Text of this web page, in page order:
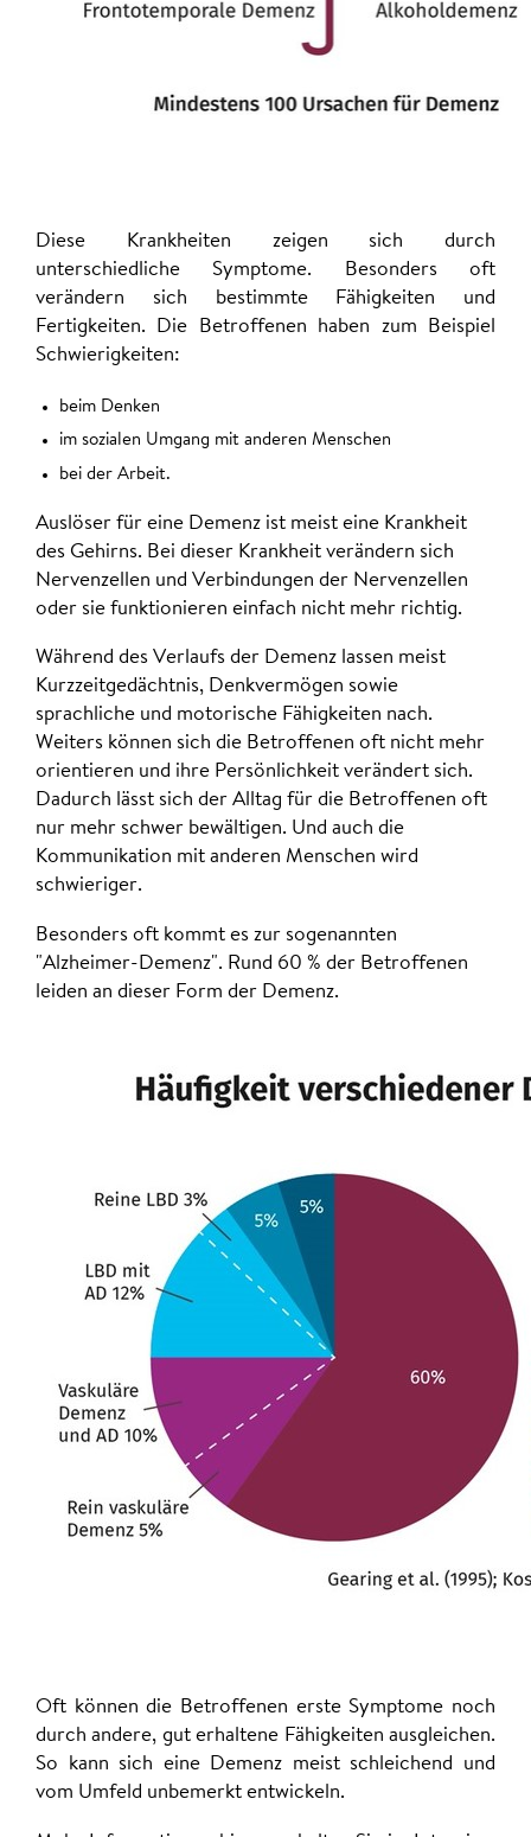
Diese Krankheiten zeigen sich durch
unterschiedliche Symptome. Besonders oft
verändern sich bestimmte Fähigkeiten und
Fertigkeiten. Die Betroffenen haben zum Beispiel
Schwierigkeiten:
beim Denken
im sozialen Umgang mit anderen Menschen
bei der Arbeit.
Auslöser für eine Demenz ist meist eine Krankheit
des Gehirns. Bei dieser Krankheit verändern sich
Nervenzellen und Verbindungen der Nervenzellen
oder sie funktionieren einfach nicht mehr richtig.
Während des Verlaufs der Demenz lassen meist
Kurzzeitgedächtnis, Denkvermögen sowie
sprachliche und motorische Fähigkeiten nach.
Weiters können sich die Betroffenen oft nicht mehr
orientieren und ihre Persönlichkeit verändert sich.
Dadurch lässt sich der Alltag für die Betroffenen oft
nur mehr schwer bewältigen. Und auch die
Kommunikation mit anderen Menschen wird
schwieriger.
Besonders oft kommt es zur sogenannten
"Alzheimer-Demenz". Rund 60 % der Betroffenen
leiden an dieser Form der Demenz.
Oft können die Betroffenen erste Symptome noch
durch andere, gut erhaltene Fähigkeiten ausgleichen.
So kann sich eine Demenz meist schleichend und
vom Umfeld unbemerkt entwickeln.